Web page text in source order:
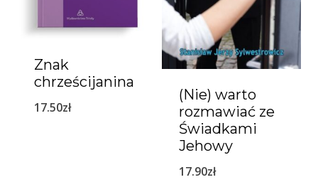
Znak
chrześcijanina
17.50zł
(Nie) warto
rozmawiać ze
Świadkami
Jehowy
17.90zł